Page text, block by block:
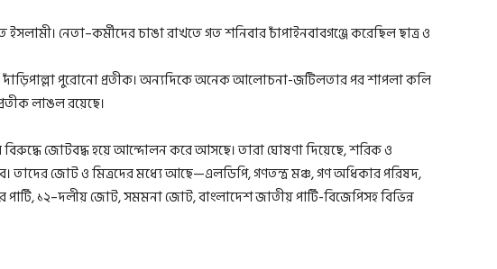
দাঁড়িপাল্লা পুরোনো প্রতীক। অন্যদিকে অনেক আলোচনা-জটিলতার পর শাপলা কলি
লাঙল রয়েছে।
বিরুদ্ধে জোটবদ্ধ হয়ে আন্দোলন করে আসছে। তারা ঘোষণা দিয়েছে, শরিক ও
তাদের জোট ও মিত্রদের মধ্যে আছে—এলডিপি, গণতন্ত্র মঞ্চ, গণ অধিকার পরিষদ,
১২–দলীয় জোট, সমমনা জোট, বাংলাদেশ জাতীয় পার্টি-বিজেপিসহ বিভিন্ন